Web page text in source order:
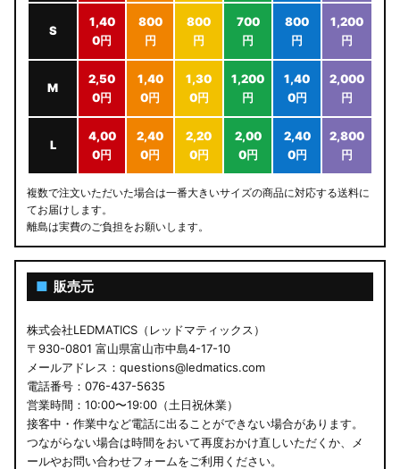
S
1,40
0円
800
円
800
円
700
円
800
円
1,200
円
M
2,50
0円
1,40
0円
1,30
0円
1,200
円
1,40
0円
2,000
円
L
4,00
0円
2,40
0円
2,20
0円
2,00
0円
2,40
0円
2,800
円
複数で注文いただいた場合は一番大きいサイズの商品に対応する送料に
てお届けします。
離島は実費のご負担をお願いします。
■ 販売元
株式会社LEDMATICS（レッドマティックス）
〒930-0801 富山県富山市中島4-17-10
メールアドレス：questions@ledmatics.com
電話番号：076-437-5635
営業時間：10:00〜19:00（土日祝休業）
接客中・作業中など電話に出ることができない場合があります。
つながらない場合は時間をおいて再度おかけ直しいただくか、メ
ールやお問い合わせフォームをご利用ください。